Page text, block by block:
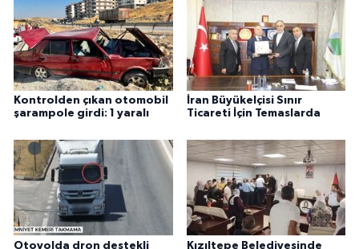
Kontrolden çıkan otomobil
şarampole girdi: 1 yaralı
İran Büyükelçisi Sınır
Ticareti İçin Temaslarda
Otoyolda dron destekli Kızıltepe Belediyesinde